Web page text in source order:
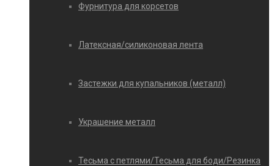
Фурнитура для корсетов
Латексная/силиконовая лента
Застежки для купальников (металл)
Украшение металл
Тесьма с петлями/Тесьма для боди/Резинка